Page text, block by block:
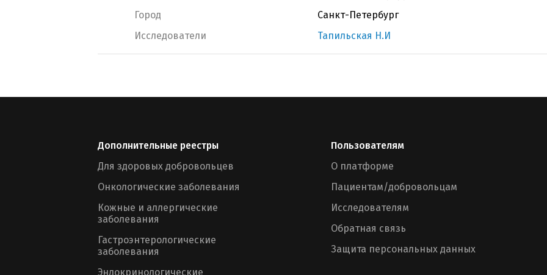
Город
Санкт-Петербург
Исследователи
Тапильская Н.И
Дополнительные реестры
Для здоровых добровольцев
Онкологические заболевания
Кожные и аллергические
заболевания
Гастроэнтерологические
заболевания
Эндокринологические
Пользователям
О платформе
Пациентам/добровольцам
Исследователям
Обратная связь
Защита персональных данных